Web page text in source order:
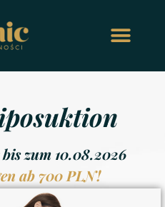
zum 10.08.2026
ab 700 PLN!